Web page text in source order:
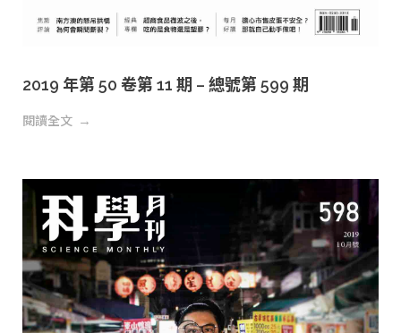
2019 年第 50 卷第 11 期 – 總號第 599 期
閱讀全文